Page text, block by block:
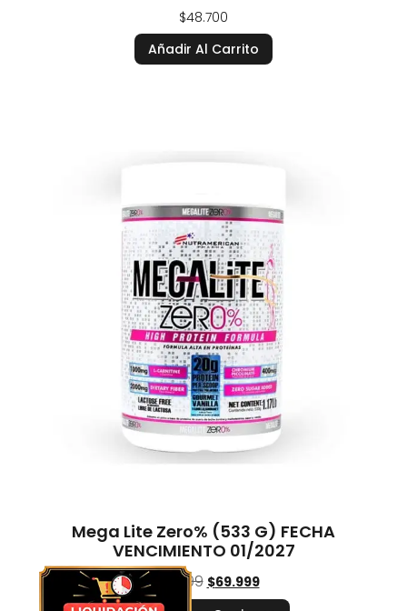
$48.700
Añadir Al Carrito
Mega Lite Zero% (533 G) FECHA
VENCIMIENTO 01/2027
$ 79.999 $69.999